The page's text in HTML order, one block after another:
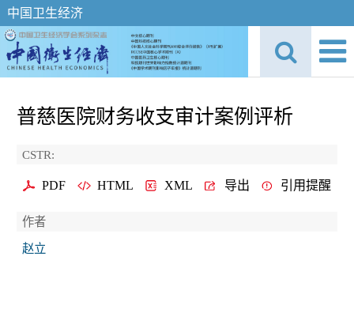
中国卫生经济
普慈医院财务收支审计案例评析
CSTR:
PDF HTML XML 导出 引用提醒
作者
赵立